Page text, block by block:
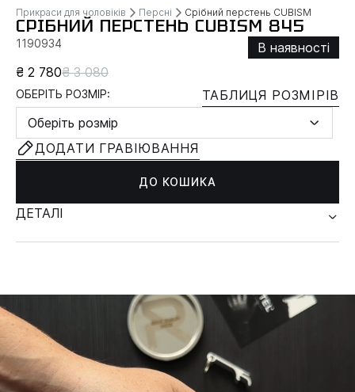
Прикраси для чоловіків Персні Срібний перстень CUBISM
СРІБНИЙ ПЕРСТЕНЬ CUBISM 845
1190934
В наявності
₴ 2 780₴ 3 080
ОБЕРІТЬ РОЗМІР:
ТАБЛИЦЯ РОЗМІРІВ
Оберіть розмір
ДОДАТИ ГРАВІЮВАННЯ
ДО КОШИКА
ДЕТАЛІ